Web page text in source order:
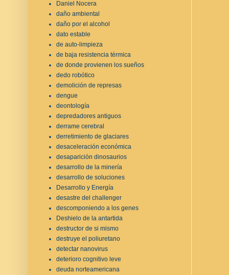
Daniel Nocera
daño ambiental
daño por el alcohol
dato estable
de auto-limpieza
de baja resistencia térmica
de donde provienen los sueños
dedo robótico
demolición de represas
dengue
deontología
depredadores antiguos
derrame cerebral
derretimiento de glaciares
desaceleración económica
desaparición dinosaurios
desarrollo de la minería
desarrollo de soluciones
Desarrollo y Energía
desastre del challenger
descomponiendo a los genes
Deshielo de la antartida
destructor de si mismo
destruye el poliuretano
detectar nanovirus
deterioro cognitivo leve
deuda norteamericana